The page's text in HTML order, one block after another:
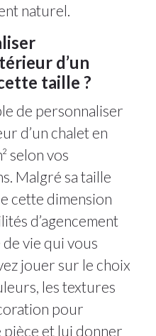
naturel.
d’un
taille ?
de personnaliser
d’un chalet en
selon vos
Malgré sa taille
cette dimension
d’agencement
vie qui vous
jouer sur le choix
les textures
pour
et lui donner